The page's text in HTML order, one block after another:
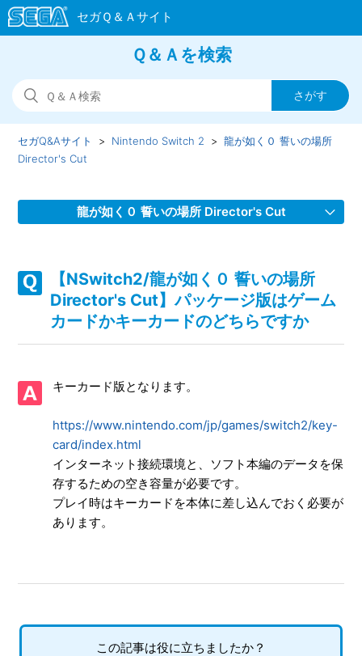
Ｑ＆Ａを検索
セガQ&Aサイト Nintendo Switch 2
龍が如く０ 誓いの場所
Director's Cut
龍が如く０ 誓いの場所 Director's Cut
明書（マニュアル）はありますか
【NSwitch2/龍が如く０ 誓いの場所 Director's Cut】プレイ
動画やゲーム画面写真を、動画サイト／SNS等で公開しても
いいですか
【NSwitch2/龍が如く０ 誓いの場所 Director's Cut】サブス
トーリーなどで、目的の場所に行ってもイベントが発生しま
【NSwitch2/龍が如く０ 誓いの場所 Director's Cut】ゲーム
が難しいのですが、何かコツはありませんか
【NSwitch2/龍が如く０ 誓いの場所 Director's Cut】パチン
コやパチスロはできますか
難易度の変更はできますか
【NSwitch2/龍が如く０ 誓いの場所 Director's Cut】オンラ
インプレイでボイスチャットをすることはできますか
【NSwitch2/龍が如く０ 誓いの場所
Director's Cut】パッケージ版はゲーム
カードかキーカードのどちらですか
キーカード版となります。
https://www.nintendo.com/jp/games/switch2/key-
card/index.html
インターネット接続環境と、ソフト本編のデータを保
存するための空き容量が必要です。
プレイ時はキーカードを本体に差し込んでおく必要が
あります。
この記事は役に立ちましたか？